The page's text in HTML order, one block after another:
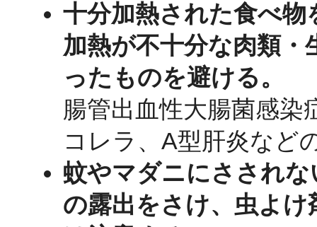
十分加熱された食べ
加熱が不十分な肉類
ったものを避ける。
腸管出血性大腸菌感
コレラ、A型肝炎など
蚊やマダニにさされ
の露出をさけ、虫よ